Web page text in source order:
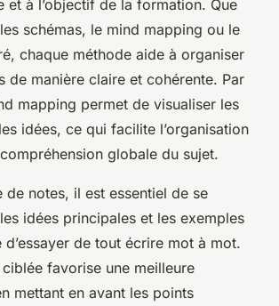
et à l’objectif de la formation. Que
schémas, le mind mapping ou le
chaque méthode aide à organiser
de manière claire et cohérente. Par
mapping permet de visualiser les
idées, ce qui facilite l’organisation
globale du sujet.
de notes, il est essentiel de se
idées principales et les exemples
de tout écrire mot à mot.
favorise une meilleure
mettant en avant les points